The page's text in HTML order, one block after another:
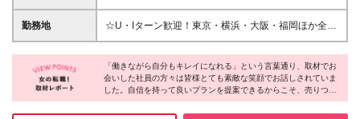
なPC操作ができる方 ▼こんな方にピッタリです
◇「綺麗になりたい」という想いを応援したい方 ◇
て成長したい方 ◇変化を楽しめる柔軟性がある方 ◇
販売や営業などの接客経験を活かしたい方
◇渋谷・池袋・新宿・新橋：月給30万円〜＋各種手当
◇上記以外：月給27万円〜＋各種手当 ※通勤手当は
ん ※月給には固定残業代（25時間分／渋谷・池袋・
新宿・新橋：47,000円〜、その他：42,000円～）を
含みます。超過分は別途支給 ※実際の残業は月平均
勤務地
☆U・Iターン歓迎！東京・横浜・大阪・福岡ほか全国
17院で採用中！ 《渋谷》 東京都渋谷区道玄坂1-16-7
ハイウェービル 7F 《池袋》 東京都豊島区南池袋1丁
目21-5 第7野萩ビル6F 《新宿》 東京都新宿区西新宿
7-2-5 TH西新宿4F 《新橋》 東京都港区新橋2-2-5 丸
山ビル4階 《吉祥寺》 東京都武蔵野市吉祥寺本町1-8-
2 吉祥寺西ビルB1F 《八王子》 東京都八王子市横山町
「働きながら自分もキレイになれる」という言葉通り、取材でお
会いした社員の方々は皆様とても素敵な笑顔でお話しされていま
した。自信を持って良いプランを提案できるからこそ、売りつけ
るようなストレスがなく、イキイキと働けるのだと感じます。患
者様だけでなく、ご自身の人生も豊かにできる同社に、ぜひ応募